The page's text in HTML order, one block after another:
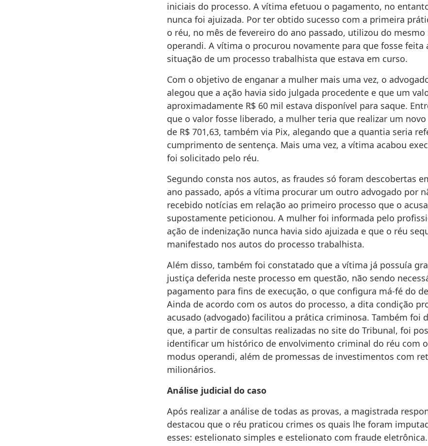
iniciais do processo. A vítima efetuou o pagamento, no
nunca foi ajuizada. Por ter obtido sucesso com a primeira
o réu, no mês de fevereiro do ano passado, utilizou do mesmo
operandi. A vítima o procurou novamente para que fosse feita
situação de um processo trabalhista que estava em curso.
Com o objetivo de enganar a mulher mais uma vez, o
alegou que a ação havia sido julgada procedente e que um
aproximadamente R$ 60 mil estava disponível para saque.
que o valor fosse liberado, a mulher teria que realizar um
de R$ 701,63, também via Pix, alegando que a quantia seria
cumprimento de sentença. Mais uma vez, a vítima acabou
foi solicitado pelo réu.
Segundo consta nos autos, as fraudes só foram descobertas
ano passado, após a vítima procurar um outro advogado por
recebido notícias em relação ao primeiro processo que o
supostamente peticionou. A mulher foi informada pelo
ação de indenização nunca havia sido ajuizada e que o réu
manifestado nos autos do processo trabalhista.
Além disso, também foi constatado que a vítima já possuía
justiça deferida neste processo em questão, não sendo
pagamento para fins de execução, o que configura má-fé do
Ainda de acordo com os autos do processo, a dita condição
acusado (advogado) facilitou a prática criminosa. Também foi
que, a partir de consultas realizadas no site do Tribunal, foi
identificar um histórico de envolvimento criminal do réu com
modus operandi, além de promessas de investimentos com
milionários.
Análise judicial do caso
Após realizar a análise de todas as provas, a magistrada
destacou que o réu praticou crimes os quais lhe foram
esses: estelionato simples e estelionato com fraude eletrônica.